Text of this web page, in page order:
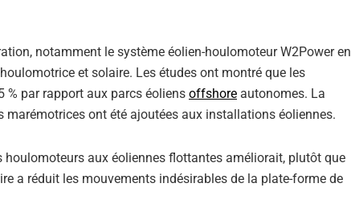
notamment le système éolien-houlomoteur W2Power en
et solaire. Les études ont montré que les
% par rapport aux parcs éoliens offshore autonomes. La
marémotrices ont été ajoutées aux installations éoliennes.
houlomoteurs aux éoliennes flottantes améliorait, plutôt que
a réduit les mouvements indésirables de la plate-forme de